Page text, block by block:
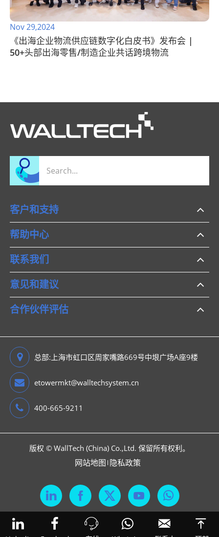
Nov 29,2024
《出海企业物流供应链数字化白皮书》发布会 |
50+头部出海零售/制造企业共话跨境物流
客户和支持
帮助中心
联系我们
意见和建议
合作伙伴评估
总部:上海市虹口区周家嘴路669号中垠广场A座9楼
etowermkt@walltechsystem.cn
400-665-9211
版权 © WallTech (China) Co.,Ltd. 保留所有权利。
网站地图 隐私政策
  
  